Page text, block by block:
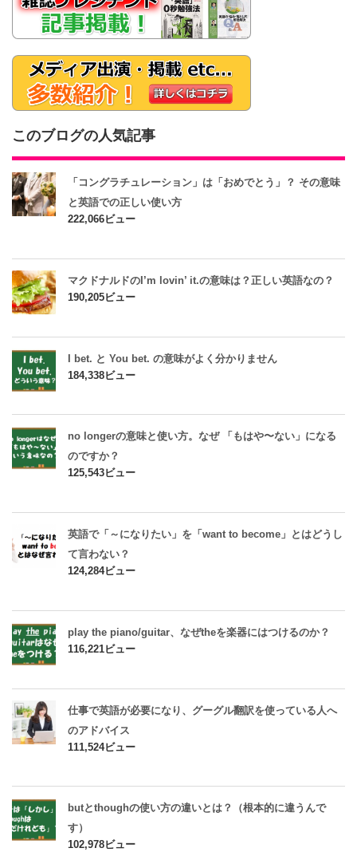
このブログの人気記事
「コングラチュレーション」は「おめでとう」？ その意味
と英語での正しい使い方
222,066ビュー
マクドナルドのI’m lovin’ it.の意味は？正しい英語なの？
190,205ビュー
I bet. と You bet. の意味がよく分かりません
184,338ビュー
no longerの意味と使い方。なぜ 「もはや〜ない」になる
のですか？
125,543ビュー
英語で「～になりたい」を「want to become」とはどうし
て言わない？
124,284ビュー
play the piano/guitar、なぜtheを楽器にはつけるのか？
116,221ビュー
仕事で英語が必要になり、グーグル翻訳を使っている人へ
のアドバイス
111,524ビュー
butとthoughの使い方の違いとは？（根本的に違うんで
す）
102,978ビュー